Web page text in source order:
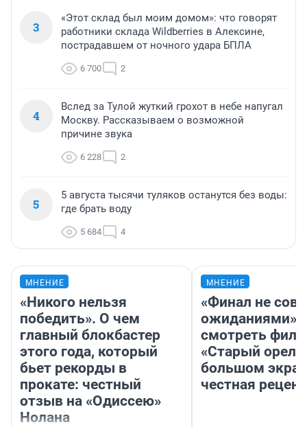
3
«Этот склад был моим домом»: что говорят
работники склада Wildberries в Алексине,
пострадавшем от ночного удара БПЛА
6 700 2
4
Вслед за Тулой жуткий грохот в небе напугал
Москву. Рассказываем о возможной
причине звука
6 228 2
5
5 августа тысячи туляков останутся без воды:
где брать воду
5 684 4
МНЕНИЕ
«Никого нельзя
победить». О чем
главный блокбастер
этого года, который
бьет рекорды в
прокате: честный
отзыв на «Одиссею»
Нолана
МНЕНИЕ
«Финал не
ожиданиями»:
смотреть
«Старый орел»
большом
честная